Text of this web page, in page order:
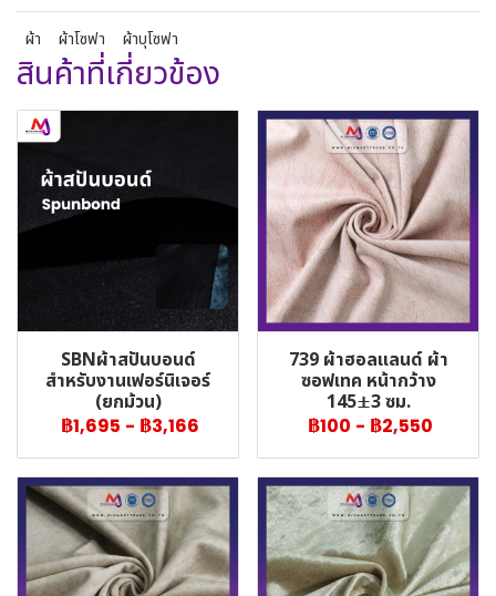
ผ้า ผ้าโซฟา ผ้าบุโซฟา
สินค้าที่เกี่ยวข้อง
SBNผ้าสปันบอนด์
สำหรับงานเฟอร์นิเจอร์
(ยกม้วน)
฿1,695 - ฿3,166
739 ผ้าฮอลแลนด์ ผ้า
ซอฟเทค หน้ากว้าง
145±3 ซม.
฿100 - ฿2,550